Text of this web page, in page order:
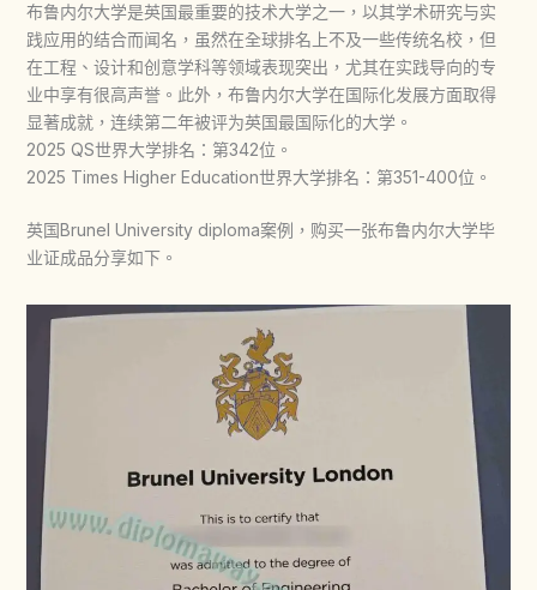
布鲁内尔大学是英国最重要的技术大学之一，以其学术研究与实
践应用的结合而闻名，虽然在全球排名上不及一些传统名校，但
在工程、设计和创意学科等领域表现突出，尤其在实践导向的专
业中享有很高声誉。此外，布鲁内尔大学在国际化发展方面取得
显著成就，连续第二年被评为英国最国际化的大学。
2025 QS世界大学排名：第342位。
2025 Times Higher Education世界大学排名：第351-400位。
英国Brunel University diploma案例，购买一张布鲁内尔大学毕
业证成品分享如下。